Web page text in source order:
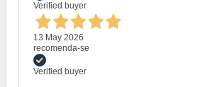
Verified buyer
13 May 2026
recomenda-se
Verified buyer